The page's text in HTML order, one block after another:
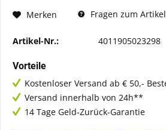
Merken Fragen zum
Artikel-Nr.: 4011905023298
Vorteile
Kostenloser Versand ab € 50,-
Versand innerhalb von 24h**
14 Tage Geld-Zurück-Garantie